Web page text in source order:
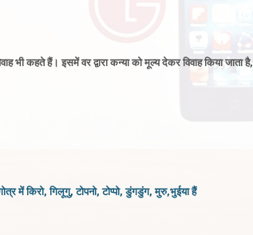
भी कहते हैं। इसमें वर द्वारा कन्या को मूल्य देकर विवाह किया जाता है,
में किरो, गिलूगु, टोपनो, टोप्पो, डुंगडुंग, मुरु,भुईया हैं